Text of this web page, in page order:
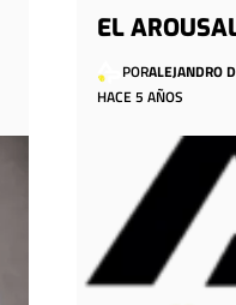
EL
PORALEJANDRO
HACE 5 AÑOS